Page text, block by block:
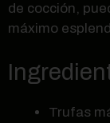
de cocción,
máximo
Trufas